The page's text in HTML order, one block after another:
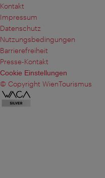
Kontakt
Impressum
Datenschutz
Nutzungsbedingungen
Barrierefreiheit
Presse-Kontakt
Cookie Einstellungen
© Copyright WienTourismus